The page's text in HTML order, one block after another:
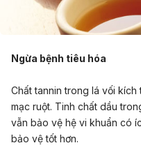
Ngừa bệnh tiêu hóa
Chất tannin trong lá vối
mạc ruột. Tinh chất dầu
vẫn bảo vệ hệ vi khuẩn có
bảo vệ tốt hơn.